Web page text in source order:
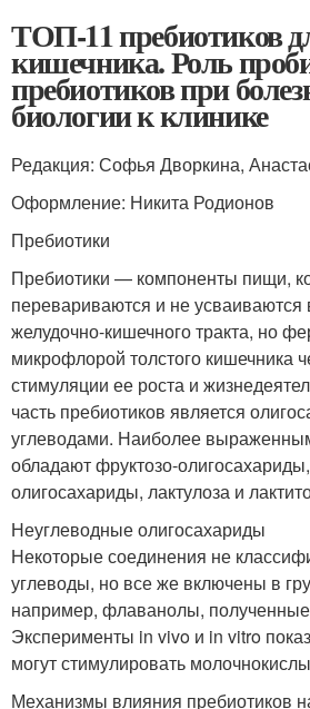
ТОП-11 пребиотиков
кишечника. Роль
пребиотиков при
биологии к клинике
Редакция: Софья Дворкина,
Оформление: Никита Родионов
Пребиотики
Пребиотики — компоненты пищи,
перевариваются и не усваиваются
желудочно-кишечного тракта, но
микрофлорой толстого кишечника
стимуляции ее роста и
часть пребиотиков является
углеводами. Наиболее
обладают фруктозо-
олигосахариды, лактулоза и
Неуглеводные олигосахариды
Некоторые соединения не
углеводы, но все же включены в
например, флаванолы, полученные
Эксперименты in vivo и in vitro
могут стимулировать
Механизмы влияния пребиотиков